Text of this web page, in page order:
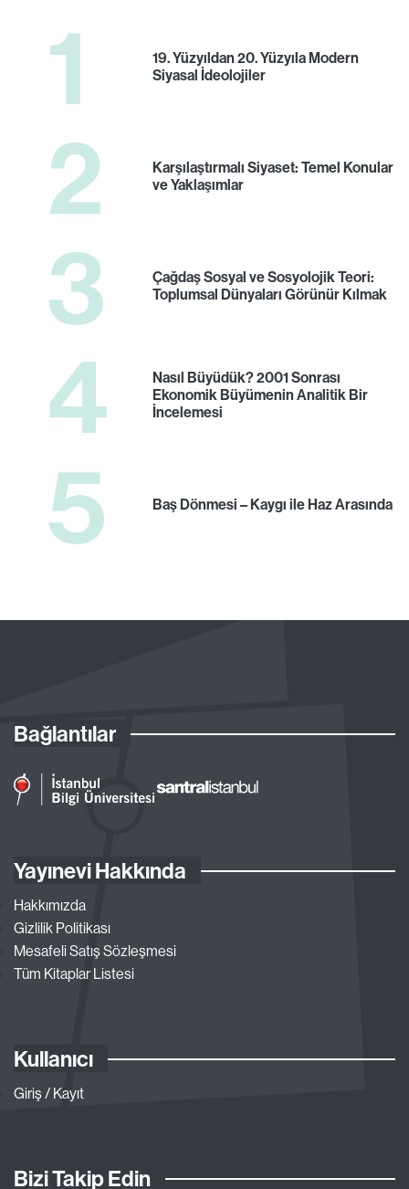
1
19. Yüzyıldan 20. Yüzyıla Modern
Siyasal İdeolojiler
2
Karşılaştırmalı Siyaset: Temel Konular
ve Yaklaşımlar
3
Çağdaş Sosyal ve Sosyolojik Teori:
Toplumsal Dünyaları Görünür Kılmak
4
Nasıl Büyüdük? 2001 Sonrası
Ekonomik Büyümenin Analitik Bir
İncelemesi
5 Baş Dönmesi – Kaygı ile Haz Arasında
Bağlantılar
Yayınevi Hakkında
Hakkımızda
Gizlilik Politikası
Mesafeli Satış Sözleşmesi
Tüm Kitaplar Listesi
Kullanıcı
Giriş / Kayıt
Bizi Takip Edin